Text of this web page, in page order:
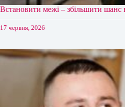
Встановити межі – збільшити шанс
17 червня, 2026